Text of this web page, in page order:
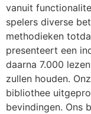
vanuit
spelers diverse
methodieken
presenteert een
daarna 7.000
zullen houden.
bibliothee
bevindingen. Ons